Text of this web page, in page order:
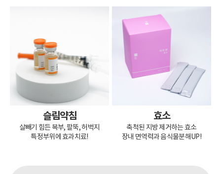
슬림약침
살빼기 힘든 복부, 팔뚝, 허벅지
특정부위에 효과치료!
효소
축척된 지방 제거하는 효소
장내 면역력과 음식물분해UP!